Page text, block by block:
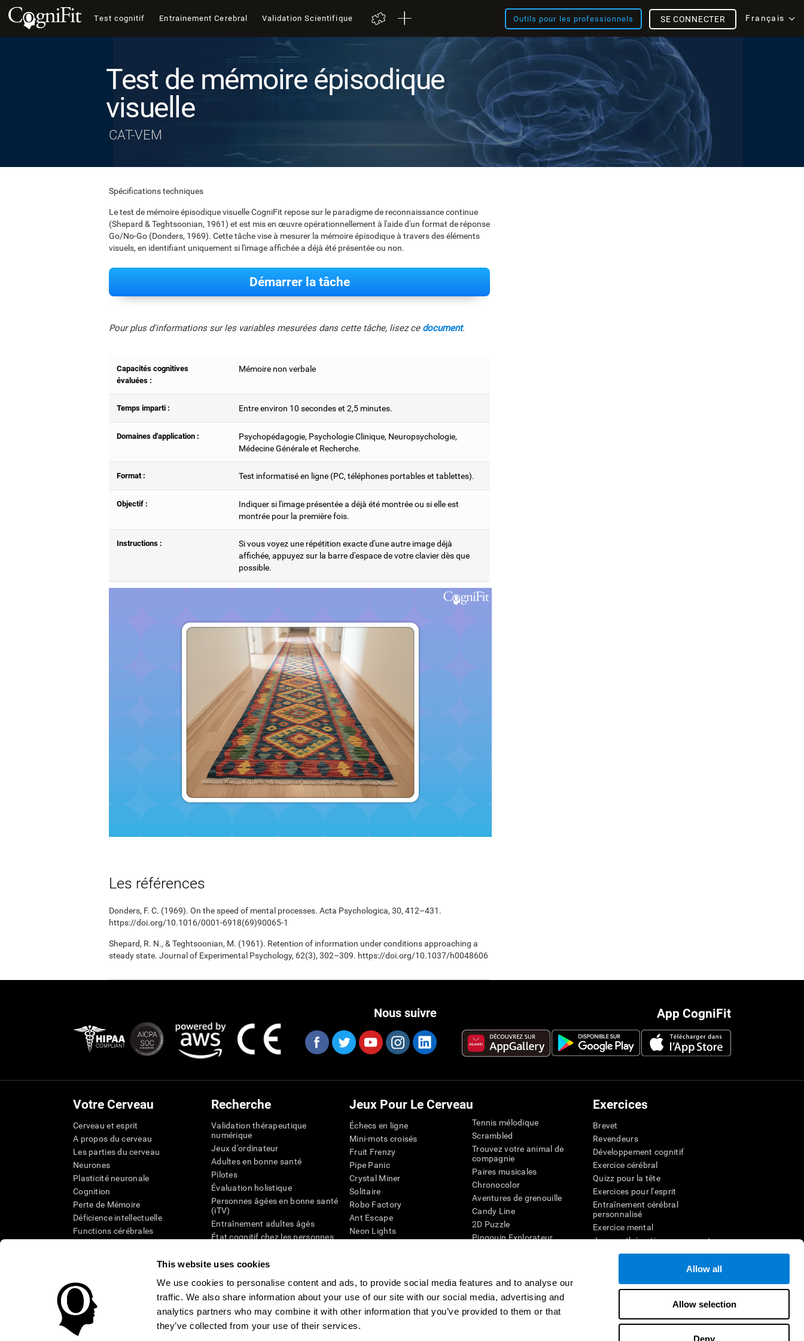
This website uses cookies
We use cookies to personalise content and ads, to provide social media features and to analyse our
traffic. We also share information about your use of our site with our social media, advertising and
analytics partners who may combine it with other information that you’ve provided to them or that
they’ve collected from your use of their services.
Allow all
Allow selection
Deny
Test cognitif Entrainement Cerebral Validation Scientifique Outils pour les professionnels Français
SE CONNECTER
Test de mémoire épisodique
visuelle
CAT-VEM
Spécifications techniques
Le test de mémoire épisodique visuelle CogniFit repose sur le paradigme de reconnaissance continue
(Shepard & Teghtsoonian, 1961) et est mis en œuvre opérationnellement à l'aide d'un format de réponse
Go/No-Go (Donders, 1969). Cette tâche vise à mesurer la mémoire épisodique à travers des éléments
visuels, en identifiant uniquement si l'image affichée a déjà été présentée ou non.
Démarrer la tâche
Pour plus d'informations sur les variables mesurées dans cette tâche, lisez ce document.
Capacités cognitives
évaluées :
Mémoire non verbale
Temps imparti : Entre environ 10 secondes et 2,5 minutes.
Domaines d'application :
Psychopédagogie, Psychologie Clinique, Neuropsychologie,
Médecine Générale et Recherche.
Format : Test informatisé en ligne (PC, téléphones portables et tablettes).
Objectif :
Indiquer si l'image présentée a déjà été montrée ou si elle est
montrée pour la première fois.
Instructions :
Si vous voyez une répétition exacte d'une autre image déjà
affichée, appuyez sur la barre d'espace de votre clavier dès que
possible.
Les références
Donders, F. C. (1969). On the speed of mental processes. Acta Psychologica, 30, 412–431.
https://doi.org/10.1016/0001-6918(69)90065-1
Shepard, R. N., & Teghtsoonian, M. (1961). Retention of information under conditions approaching a
steady state. Journal of Experimental Psychology, 62(3), 302–309. https://doi.org/10.1037/h0048606
App CogniFit
Nous suivre
Votre Cerveau
Cerveau et esprit
A propos du cerveau
Les parties du cerveau
Neurones
Plasticité neuronale
Cognition
Perte de Mémoire
Déficience intellectuelle
Functions cérébrales
Recherche
Validation thérapeutique
numérique
Jeux d'ordinateur
Adultes en bonne santé
Pilotes
Évaluation holistique
Personnes âgées en bonne santé
(iTV)
Entraînement adultes âgés
État cognitif chez les personnes
Révision systémique
Jeux Pour Le Cerveau
Échecs en ligne
Mini-mots croisés
Fruit Frenzy
Pipe Panic
Crystal Miner
Solitaire
Robo Factory
Ant Escape
Neon Lights
Space Rescue
Chaos mathématique
Course de billes
Tennis mélodique
Scrambled
Trouvez votre animal de
compagnie
Paires musicales
Chronocolor
Aventures de grenouille
Candy Line
2D Puzzle
Pingouin Explorateur
Jeux d'agilité mentale
Jeux en ligne pour la
mémoire
Jeux pour le cerveau
Exercices
Brevet
Revendeurs
Développement cognitif
Exercice cérébral
Quizz pour la tête
Exercices pour l'esprit
Entraînement cérébral
personnalisé
Exercice mental
Jeux mathématiques amusants
Compréhension de lecture
Batailles cérébrales
Test de QI